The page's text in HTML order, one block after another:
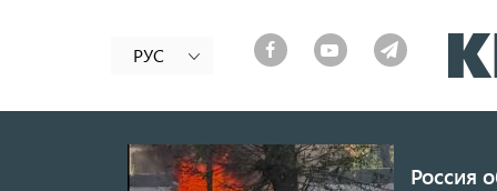
РУС
Россия